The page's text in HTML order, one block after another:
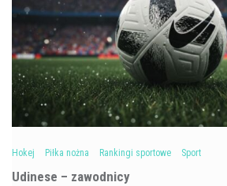
Hokej Piłka nożna Rankingi sportowe Sport
Udinese – zawodnicy